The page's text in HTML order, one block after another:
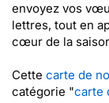
envoyez vos
lettres, tout en
cœur de la
Cette carte de
catégorie "carte